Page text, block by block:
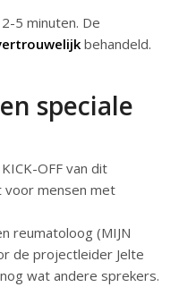
5 minuten. De
behandeld.
speciale
OFF van dit
mensen met
reumatoloog (MIJN
de projectleider Jelte
wat andere sprekers.